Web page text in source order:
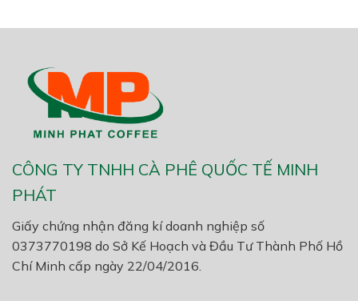
CÔNG TY TNHH CÀ PHÊ QUỐC TẾ MINH
PHÁT
Giấy chứng nhận đăng kí doanh nghiệp số
0373770198 do Sở Kế Hoạch và Đầu Tư Thành Phố Hồ
Chí Minh cấp ngày 22/04/2016.